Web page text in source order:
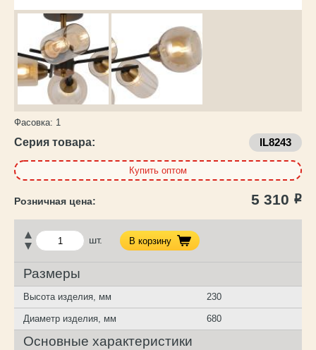
Фасовка: 1
Серия товара: IL8243
Купить оптом
5 310 Р
шт. В корзину
Размеры
Высота изделия, мм 230
Диаметр изделия, мм 680
Основные характеристики